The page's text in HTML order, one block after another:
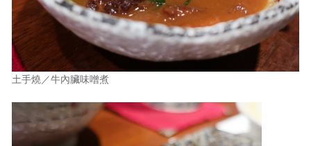
土手燒／牛內臟味噌煮